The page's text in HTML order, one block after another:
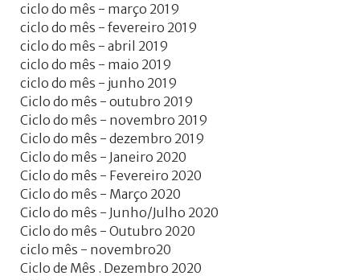
ciclo do mês - março 2019
ciclo do mês - fevereiro 2019
ciclo do mês - abril 2019
ciclo do mês - maio 2019
ciclo do mês - junho 2019
Ciclo do mês - outubro 2019
Ciclo do mês - novembro 2019
Ciclo do mês - dezembro 2019
Ciclo do mês - Janeiro 2020
Ciclo do mês - Fevereiro 2020
Ciclo do mês - Março 2020
Ciclo do mês - Junho/Julho 2020
Ciclo do mês - Outubro 2020
ciclo mês - novembro20
Ciclo de Mês . Dezembro 2020